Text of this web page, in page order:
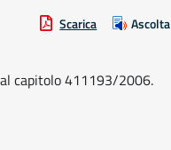
Scarica Ascolta
capitolo 411193/2006.